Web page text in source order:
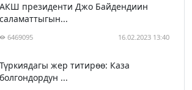
АКШ президенти Джо Байдендиин
саламаттыгын...
6469095 16.02.2023 13:40
Түркиядагы жер титирөө: Каза
болгондордун ...